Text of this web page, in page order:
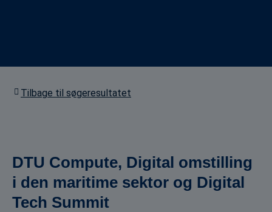
Tilbage til søgeresultatet
DTU Compute, Digital omstilling
i den maritime sektor og Digital
Tech Summit